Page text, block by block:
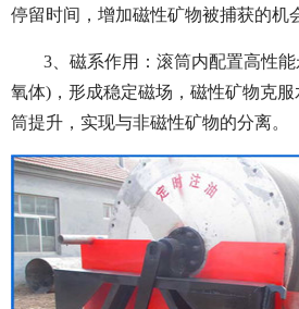
停留时间，增加磁性矿物被捕获的机
3、磁系作用：滚筒内配置高性
氧体)，形成稳定磁场，磁性矿物克
筒提升，实现与非磁性矿物的分离。